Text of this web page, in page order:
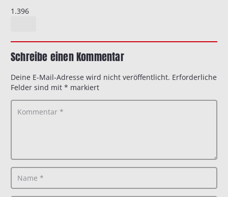
1.396
Schreibe einen Kommentar
Deine E-Mail-Adresse wird nicht veröffentlicht. Erforderliche
Felder sind mit * markiert